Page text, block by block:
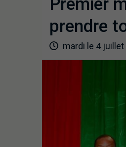
Premier
prendre
mardi le 4 juillet